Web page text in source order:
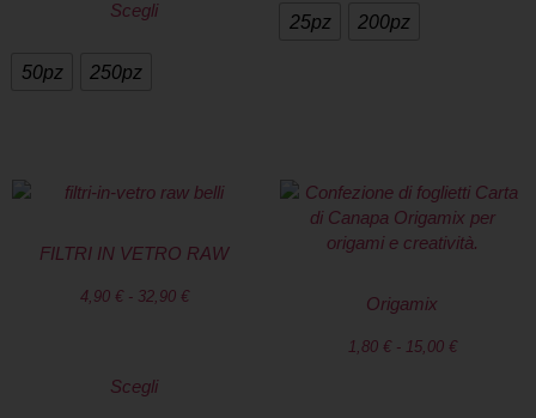
Scegli
50pz 250pz
25pz 200pz
FILTRI IN VETRO RAW
4,90 € - 32,90 €
Scegli
Origamix
1,80 € - 15,00 €